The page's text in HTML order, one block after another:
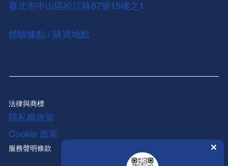
臺北市中山區松江路87號15樓之1
體驗據點 / 購買地點
法律與商標
隱私權政策
Cookie 政策
服務聲明條款